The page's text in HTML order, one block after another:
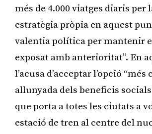
més de 4.000 viatges diaris per
estratègia pròpia en aquest
valentia política per mantenir
exposat amb anterioritat”. En
l’acusa d’acceptar l’opció “més
allunyada dels beneficis
que porta a totes les ciutats a
estació de tren al centre del